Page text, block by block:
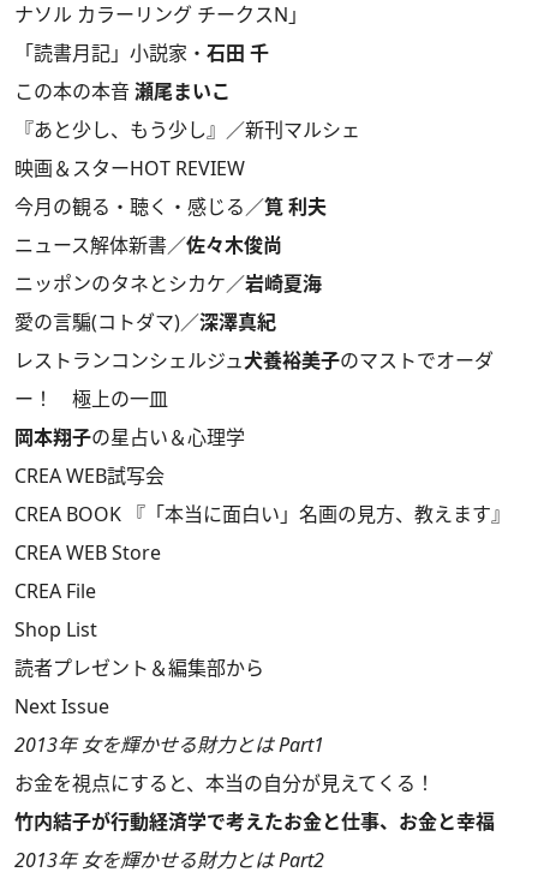
ナソル カラーリング チークスN」
「読書月記」小説家・ 石田 千
この本の本音瀬尾まいこ
『あと少し、もう少し』／新刊マルシェ
映画＆スターHOT REVIEW
今月の観る・聴く・感じる／筧 利夫
ニュース解体新書／佐々木俊尚
ニッポンのタネとシカケ／岩崎夏海
愛の言騙(コトダマ)／深澤真紀
レストランコンシェルジュ犬養裕美子のマストでオーダ
ー！ 極上の一皿
岡本翔子の星占い＆心理学
CREA WEB試写会
CREA BOOK 『「本当に面白い」名画の見方、教えます』
CREA WEB Store
CREA File
Shop List
読者プレゼント＆編集部から
Next Issue
2013年 女を輝かせる財力とは Part1
お金を視点にすると、本当の自分が見えてくる！
竹内結子が行動経済学で考えたお金と仕事、お金と幸福
2013年 女を輝かせる財力とは Part2